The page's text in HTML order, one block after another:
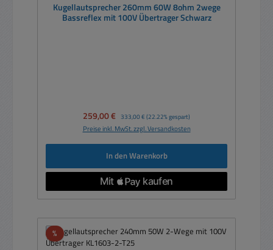
Kugellautsprecher 260mm 60W 8ohm 2wege
Bassreflex mit 100V Übertrager Schwarz
Verkaufspreis:
259,00 € Regulärer Preis:
333,00 € (22.22% gespart)
Preise inkl. MwSt. zzgl. Versandkosten
In den Warenkorb
%Rabatt